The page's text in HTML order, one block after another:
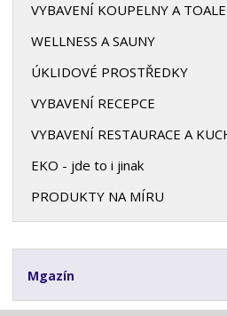
VYBAVENÍ KOUPELNY A
WELLNESS A SAUNY
ÚKLIDOVÉ PROSTŘEDKY
VYBAVENÍ RECEPCE
VYBAVENÍ RESTAURACE A
EKO - jde to i jinak
PRODUKTY NA MÍRU
Mgazín